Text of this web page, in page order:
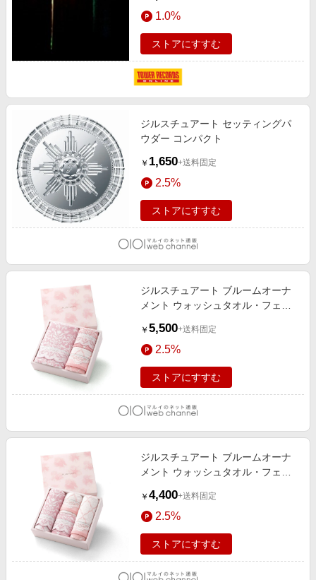
1.0%
ストアにすすむ
ジルスチュアート セッティングパ
ウダー コンパクト
￥ 1,650+送料固定
2.5%
ストアにすすむ
ジルスチュアート ブルームオーナ
メント ウォッシュタオル・フェイ
ンク
￥ 5,500+送料固定
2.5%
ストアにすすむ
ジルスチュアート ブルームオーナ
メント ウォッシュタオル・フェイ
￥ 4,400+送料固定
2.5%
ストアにすすむ